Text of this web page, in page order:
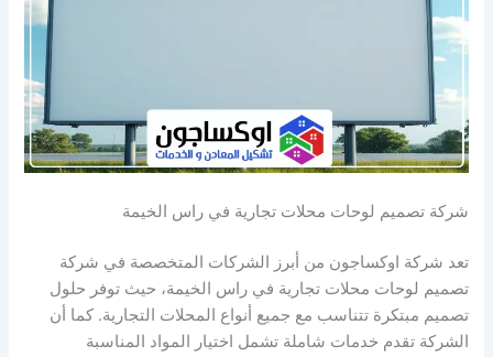
شركة تصميم لوحات محلات تجارية في راس الخيمة
تعد شركة اوكساجون من أبرز الشركات المتخصصة في شركة
تصميم لوحات محلات تجارية في راس الخيمة، حيث توفر حلول
تصميم مبتكرة تتناسب مع جميع أنواع المحلات التجارية. كما أن
الشركة تقدم خدمات شاملة تشمل اختيار المواد المناسبة